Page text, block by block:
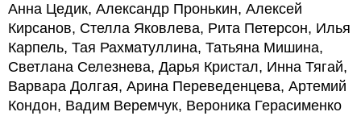
Анна Цедик, Александр Пронькин, Алексей
Кирсанов, Стелла Яковлева, Рита Петерсон, Илья
Карпель, Тая Рахматуллина, Татьяна Мишина,
Светлана Селезнева, Дарья Кристал, Инна Тягай,
Варвара Долгая, Арина Переведенцева, Артемий
Кондон, Вадим Веремчук, Вероника Герасименко